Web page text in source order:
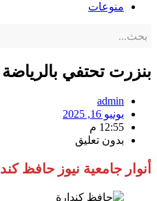
منوعات
بنزرت تحتفي
admin
يونيو 16, 2025
12:55 م
بدون تعليق
أنوار جامعية نيوز حافظ